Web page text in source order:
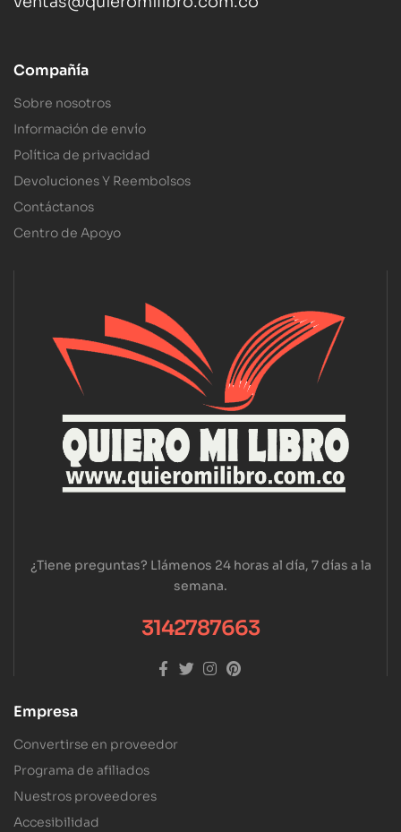
Compañía
Sobre nosotros
Información de envío
Política de privacidad
Devoluciones Y Reembolsos
Contáctanos
Centro de Apoyo
¿Tiene preguntas? Llámenos 24 horas al día, 7 días a la
semana.
3142787663
Empresa
Convertirse en proveedor
Programa de afiliados
Nuestros proveedores
Accesibilidad